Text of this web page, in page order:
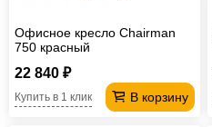
Офисное кресло Chairman
750 красный
22 840 ₽
В корзину
Купить в 1 клик